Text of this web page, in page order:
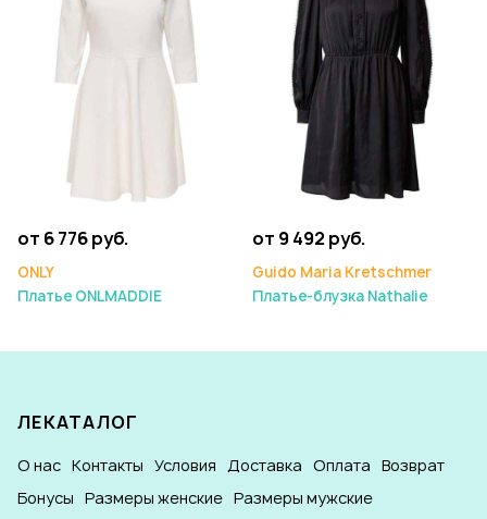
от 6 776 руб.
ONLY
Платье ONLMADDIE
от 9 492 руб.
Guido Maria Kretschmer
Платье-блузка Nathalie
ЛЕКАТАЛОГ
О нас Контакты Условия Доставка Оплата Возврат
Бонусы Размеры женские Размеры мужские